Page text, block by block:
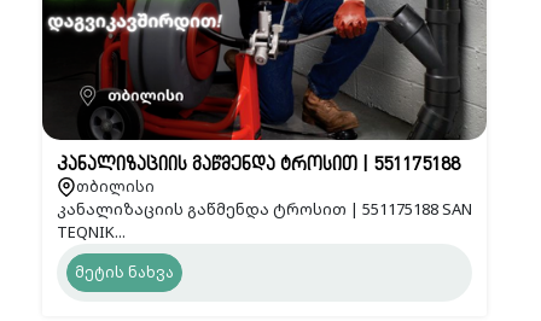
კანალიზაციის გაწმენდა ტროსით | 551175188
თბილისი
კანალიზაციის გაწმენდა ტროსით | 551175188 SAN
TEQNIK...
მეტის ნახვა